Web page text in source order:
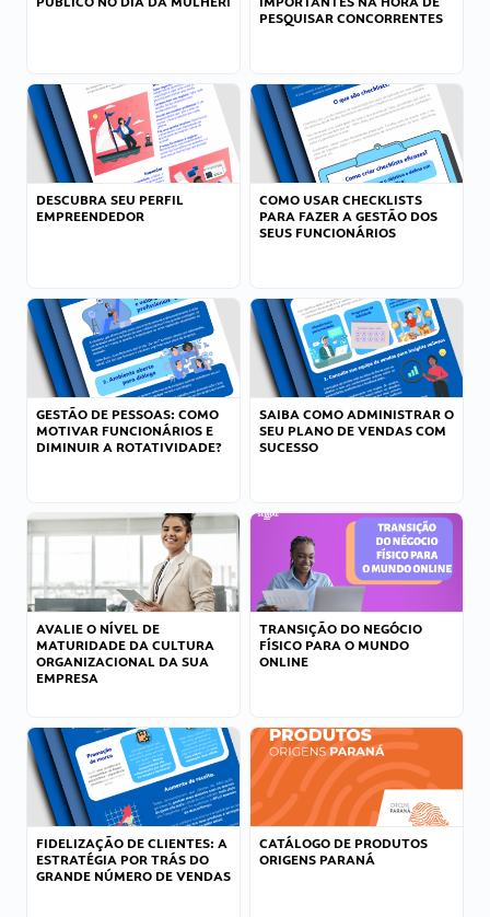
PESQUISAR CONCORRENTES
DESCUBRA SEU PERFIL
EMPREENDEDOR
COMO USAR CHECKLISTS
PARA FAZER A GESTÃO DOS
SEUS FUNCIONÁRIOS
GESTÃO DE PESSOAS: COMO
MOTIVAR FUNCIONÁRIOS E
DIMINUIR A ROTATIVIDADE?
SAIBA COMO ADMINISTRAR O
SEU PLANO DE VENDAS COM
SUCESSO
AVALIE O NÍVEL DE
MATURIDADE DA CULTURA
ORGANIZACIONAL DA SUA
EMPRESA
TRANSIÇÃO DO NEGÓCIO
FÍSICO PARA O MUNDO
ONLINE
FIDELIZAÇÃO DE CLIENTES: A
ESTRATÉGIA POR TRÁS DO
GRANDE NÚMERO DE VENDAS
CATÁLOGO DE PRODUTOS
ORIGENS PARANÁ